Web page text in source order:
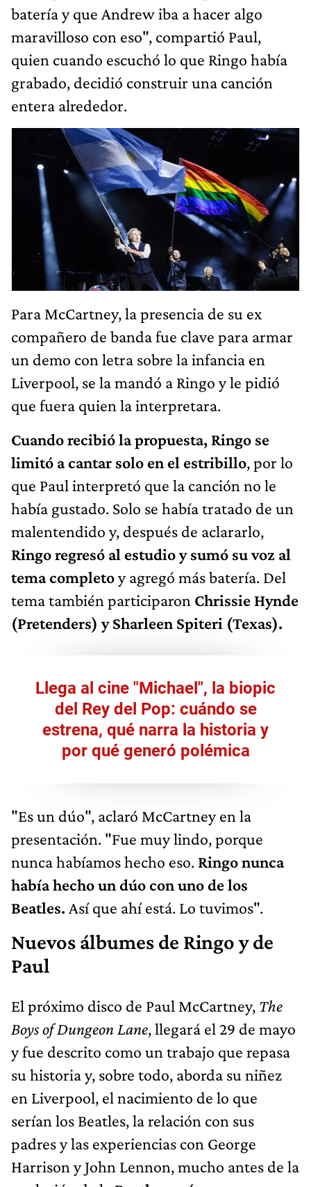
batería y que Andrew iba a hacer algo
maravilloso con eso", compartió Paul,
quien cuando escuchó lo que Ringo había
grabado, decidió construir una canción
entera alrededor.
Para McCartney, la presencia de su ex
compañero de banda fue clave para armar
un demo con letra sobre la infancia en
Liverpool, se la mandó a Ringo y le pidió
que fuera quien la interpretara.
Cuando recibió la propuesta, Ringo se
limitó a cantar solo en el estribillo, por lo
que Paul interpretó que la canción no le
había gustado. Solo se había tratado de un
malentendido y, después de aclararlo,
Ringo regresó al estudio y sumó su voz al
tema completoy agregó más batería. Del
tema también participaron Chrissie Hynde
(Pretenders) y Sharleen Spiteri (Texas).
Llega al cine "Michael", la biopic
del Rey del Pop: cuándo se
estrena, qué narra la historia y
por qué generó polémica
"Es un dúo", aclaró McCartney en la
presentación. "Fue muy lindo, porque
nunca habíamos hecho eso. Ringo nunca
había hecho un dúo con uno de los
Beatles. Así que ahí está. Lo tuvimos".
Nuevos álbumes de Ringo y de
Paul
El próximo disco de Paul McCartney, The
Boys of Dungeon Lane, llegará el 29 de mayo
y fue descrito como un trabajo que repasa
su historia y, sobre todo, aborda su niñez
en Liverpool, el nacimiento de lo que
serían los Beatles, la relación con sus
padres y las experiencias con George
Harrison y John Lennon, mucho antes de la